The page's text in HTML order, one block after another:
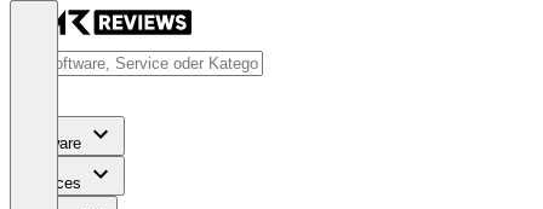
Software
Services